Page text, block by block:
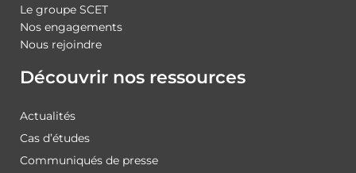
Le groupe SCET
Nos engagements
Nous rejoindre
Découvrir nos ressources
Actualités
Cas d’études
Communiqués de presse